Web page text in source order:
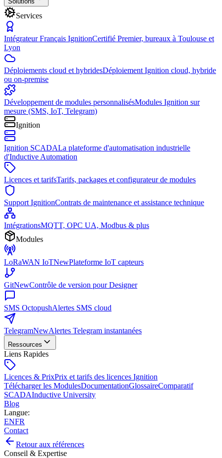
Services
Intégrateur Français IgnitionCertifié Premier, bureaux à Toulouse et
Lyon
Déploiements cloud et hybridesDéploiement Ignition cloud, hybride
ou on-premise
Développement de modules personnalisésModules Ignition sur
mesure (SMS, IoT, Telegram)
Ignition
Ignition SCADALa plateforme d'automatisation industrielle
d'Inductive Automation
Licences et tarifsTarifs, packages et configurateur de modules
Support IgnitionContrats de maintenance et assistance technique
IntégrationsMQTT, OPC UA, Modbus & plus
Modules
LoRaWAN IoTNewPlateforme IoT capteurs
GitNewContrôle de version pour Designer
SMS OctopushAlertes SMS cloud
TelegramNewAlertes Telegram instantanées
Ressources
Liens Rapides
Licences & PrixPrix et tarifs des licences Ignition
Télécharger les ModulesDocumentationGlossaireComparatif
SCADAInductive University
Blog
Langue:
ENFR
Contact
Retour aux références
Conseil & Expertise